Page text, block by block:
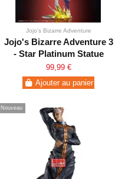
Jojo's Bizarre Adventure
Jojo's Bizarre Adventure 3
- Star Platinum Statue
Legend
99,99 €
Ajouter au panier
Nouveau